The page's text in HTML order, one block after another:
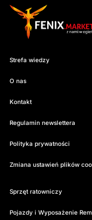
Strefa wiedzy
O nas
Kontakt
Regulamin newslettera
Polityka prywatności
Zmiana ustawień plików
Sprzęt ratowniczy
Pojazdy i Wyposażenie